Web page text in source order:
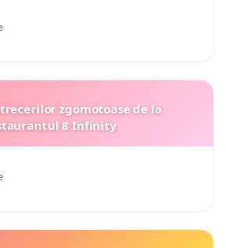
zgomotoase de la
8 Infinity